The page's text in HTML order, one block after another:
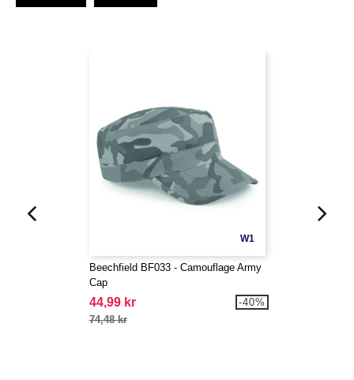
W1
Beechfield BF033 - Camouflage Army
Cap
44,99 kr
74,48 kr
-40%